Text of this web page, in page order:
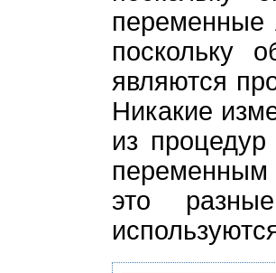
переменные
поскольку
являются
Никакие
из
переменным
это